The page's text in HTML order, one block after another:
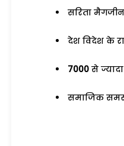
सरिता
देश विदेश के
7000 से
समाजिक